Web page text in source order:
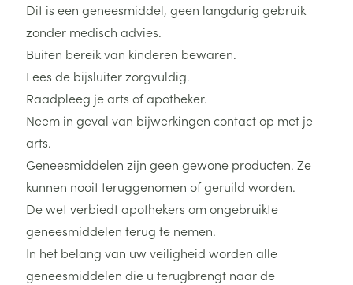
Via langzame rechtstreekse intraveneuze injectie
toe te dienen
Als het product intraveneus niet kan worden
toegediend (vanwege ontoegankelijke aders), dan is
intramusculaire injectie toegestaan, bij voorkeur
verdeeld over twee verschillende
toedieningsplaatsen.
Het wordt aanbevolen de gereconstitueerde
oplossing te bewaren in de koelkast (beneden 8°C)
en zo snel mogelijk te gebruiken (binnen 24 uur)
Merken Baxter
Breedte 104 mm
Lengte 233 mm
Diepte 55 mm
Hoeveelheid
Verpakking
5
Actieve
Ingrediënten
cyclofosfamide
Dit is een geneesmiddel, geen langdurig gebruik
zonder medisch advies.
Buiten bereik van kinderen bewaren.
Lees de bijsluiter zorgvuldig.
Raadpleeg je arts of apotheker.
Neem in geval van bijwerkingen contact op met je
arts.
Geneesmiddelen zijn geen gewone producten. Ze
kunnen nooit teruggenomen of geruild worden.
De wet verbiedt apothekers om ongebruikte
geneesmiddelen terug te nemen.
In het belang van uw veiligheid worden alle
geneesmiddelen die u terugbrengt naar de